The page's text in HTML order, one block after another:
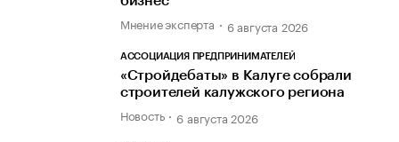
Мнение эксперта 6 августа 2026
АССОЦИАЦИЯ ПРЕДПРИНИМАТЕЛЕЙ
«Стройдебаты» в Калуге собрали
строителей калужского региона
Новость 6 августа 2026